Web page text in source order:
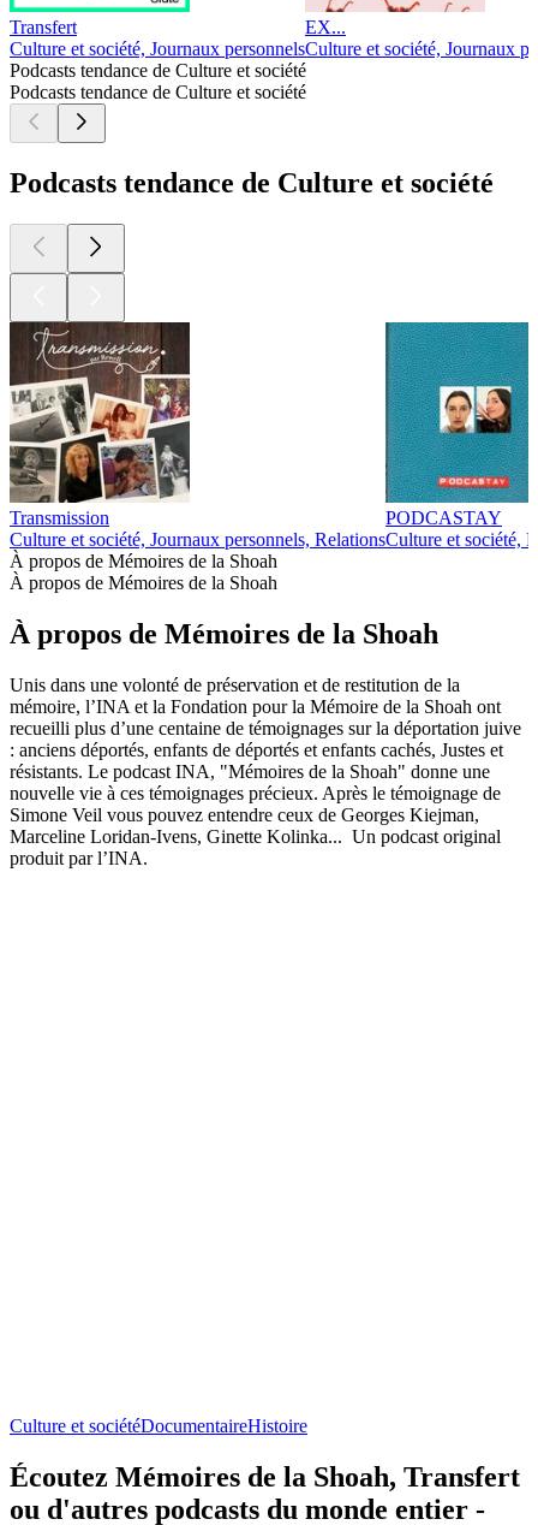
Transfert
Culture et société, Journaux personnels
EX...
Culture et société, Journaux
Podcasts tendance de Culture et société
Podcasts tendance de Culture et société
Podcasts tendance de Culture et société
Transmission
Culture et société, Journaux personnels, Relations
PODCASTAY
Culture et société,
À propos de Mémoires de la Shoah
À propos de Mémoires de la Shoah
À propos de Mémoires de la Shoah
Unis dans une volonté de préservation et de restitution de la
mémoire, l’INA et la Fondation pour la Mémoire de la Shoah ont
recueilli plus d’une centaine de témoignages sur la déportation juive
: anciens déportés, enfants de déportés et enfants cachés, Justes et
résistants. Le podcast INA, "Mémoires de la Shoah" donne une
nouvelle vie à ces témoignages précieux. Après le témoignage de
Simone Veil vous pouvez entendre ceux de Georges Kiejman,
Marceline Loridan-Ivens, Ginette Kolinka... Un podcast original
produit par l’INA.
Culture et sociétéDocumentaireHistoire
Écoutez Mémoires de la Shoah, Transfert
ou d'autres podcasts du monde entier -